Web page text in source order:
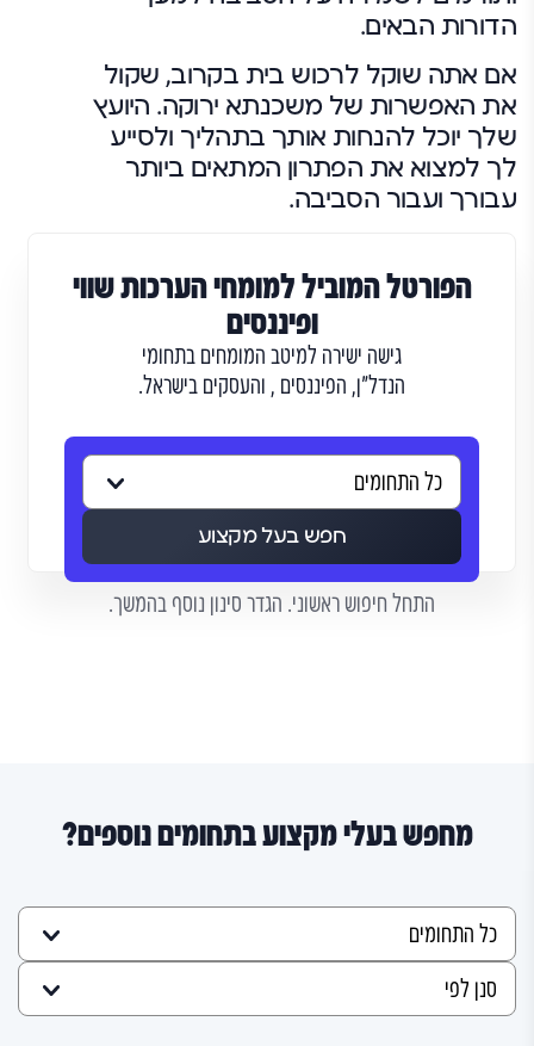
הדורות הבאים.
אם אתה שוקל לרכוש בית בקרוב, שקול
את האפשרות של משכנתא ירוקה. היועץ
שלך יוכל להנחות אותך בתהליך ולסייע
לך למצוא את הפתרון המתאים ביותר
עבורך ועבור הסביבה.
הפורטל המוביל למומחי הערכות שווי
ופיננסים
גישה ישירה למיטב המומחים בתחומי
הנדל"ן, הפיננסים , והעסקים בישראל.
חפש בעל מקצוע
התחל חיפוש ראשוני. הגדר סינון נוסף בהמשך.
מחפש בעלי מקצוע בתחומים נוספים?